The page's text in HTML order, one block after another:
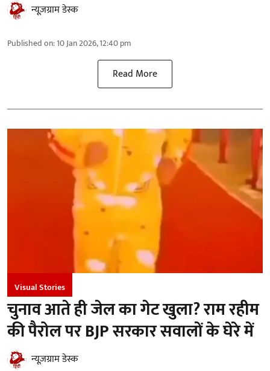
न्यूज़ग्राम डेस्क
Published on:10 Jan 2026, 12:40 pm
Read More
Visual Stories
चुनाव आते ही जेल का गेट खुला? राम रहीम
की पैरोल पर BJP सरकार सवालों के घेरे में
न्यूज़ग्राम डेस्क